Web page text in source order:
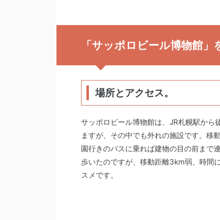
「サッポロビール博物館
場所とアクセス。
サッポロビール博物館は、JR札幌駅か
ますが、その中でも外れの施設です。移
園行きのバスに乗れば建物の目の前まで
歩いたのですが、移動距離3km弱、時間
スメです。